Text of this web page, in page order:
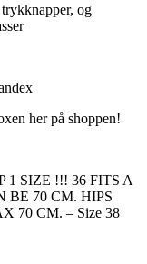
og
her på shoppen!
1 SIZE !!! 36 FITS A
BE 70 CM. HIPS
70 CM. – Size 38